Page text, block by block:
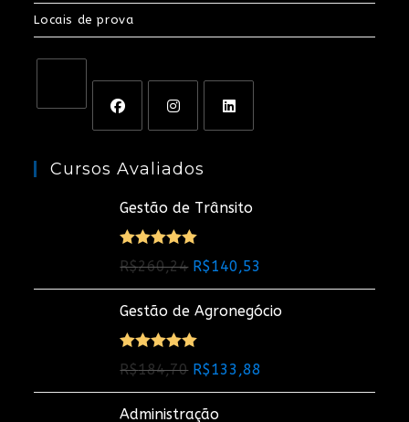
Locais de prova
Cursos Avaliados
Gestão de Trânsito
Avaliação
R$260,24 O
preço
original
R$140,53
preço
atual
Gestão de Agronegócio
Avaliação
R$184,70 O
preço
original
R$133,88
preço
Administração